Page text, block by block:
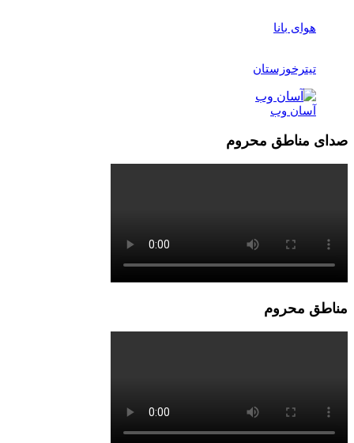
هوای بانا
تیترخوزستان
آسان وب
صدای مناطق محروم
مناطق محروم